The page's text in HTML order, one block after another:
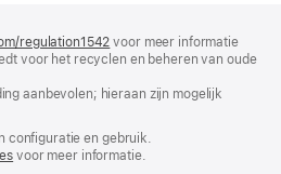
regulation1542 (wordt
in
venster
voor meer informatie
voor het recyclen en beheren van oude
aanbevolen; hieraan zijn mogelijk
configuratie en gebruik.
voor meer informatie.